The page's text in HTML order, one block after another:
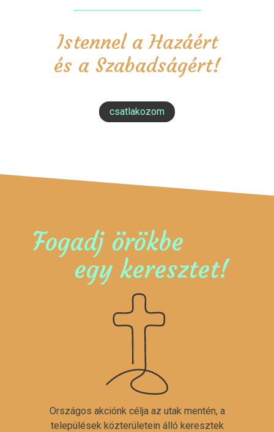
Istennel a Hazáért
és a Szabadságért!
csatlakozom
Fogadj örökbe
egy keresztet!
Országos akciónk célja az utak mentén, a
települések közterületein álló keresztek